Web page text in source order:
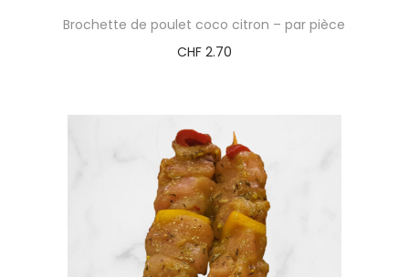
Brochette de poulet coco citron – par pièce
CHF2.70